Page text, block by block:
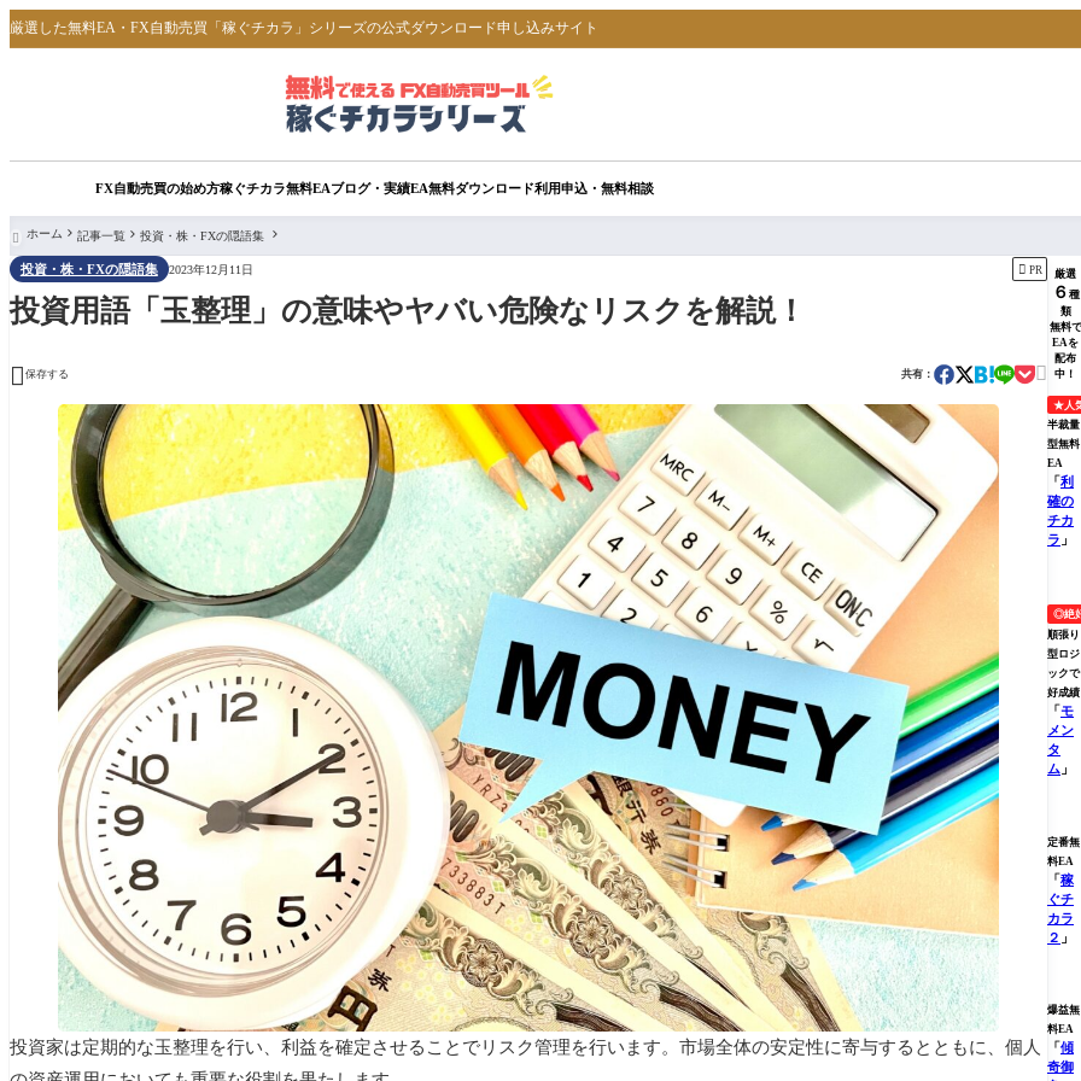
厳選した無料EA・FX自動売買「稼ぐチカラ」シリーズの公式ダウンロード申し込みサイト
FX自動売買の始め方稼ぐチカラ無料EAブログ・実績EA無料ダウンロード利用申込・無料相談
 ホーム 記事一覧 投資・株・FXの隠語集
投資・株・FXの隠語集 2023年12月11日  PR
投資用語「玉整理」の意味やヤバい危険なリスクを解説！
 保存する 共有： 
投資家は定期的な玉整理を行い、利益を確定させることでリスク管理を行います。市場全体の安定性に寄与するとともに、個人
厳選
６ 種
類
無料で
EAを
配布
中！
★人
半裁量
型無料
EA
「 利
確の
チカ
ラ 」
◎絶
順張り
型ロジ
ックで
好成績
「モ
メン
タ
ム 」
定番無
料EA
「稼
ぐチ
カラ
２ 」
爆益無
料EA
「 傾
奇御